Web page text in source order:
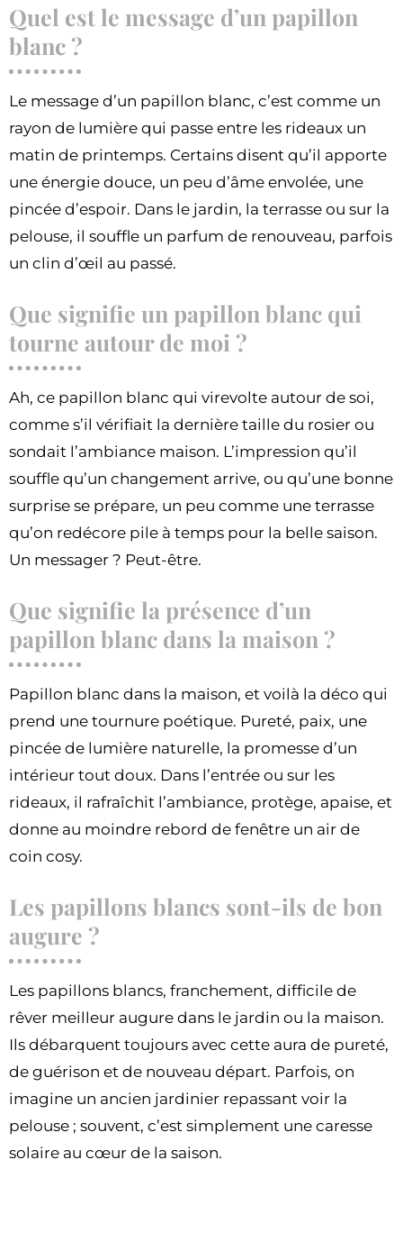
Quel est le message d’un papillon
blanc ?
Le message d’un papillon blanc, c’est comme un
rayon de lumière qui passe entre les rideaux un
matin de printemps. Certains disent qu’il apporte
une énergie douce, un peu d’âme envolée, une
pincée d’espoir. Dans le jardin, la terrasse ou sur la
pelouse, il souffle un parfum de renouveau, parfois
un clin d’œil au passé.
Que signifie un papillon blanc qui
tourne autour de moi ?
Ah, ce papillon blanc qui virevolte autour de soi,
comme s’il vérifiait la dernière taille du rosier ou
sondait l’ambiance maison. L’impression qu’il
souffle qu’un changement arrive, ou qu’une bonne
surprise se prépare, un peu comme une terrasse
qu’on redécore pile à temps pour la belle saison.
Un messager ? Peut-être.
Que signifie la présence d’un
papillon blanc dans la maison ?
Papillon blanc dans la maison, et voilà la déco qui
prend une tournure poétique. Pureté, paix, une
pincée de lumière naturelle, la promesse d’un
intérieur tout doux. Dans l’entrée ou sur les
rideaux, il rafraîchit l’ambiance, protège, apaise, et
donne au moindre rebord de fenêtre un air de
coin cosy.
Les papillons blancs sont-ils de bon
augure ?
Les papillons blancs, franchement, difficile de
rêver meilleur augure dans le jardin ou la maison.
Ils débarquent toujours avec cette aura de pureté,
de guérison et de nouveau départ. Parfois, on
imagine un ancien jardinier repassant voir la
pelouse ; souvent, c’est simplement une caresse
solaire au cœur de la saison.